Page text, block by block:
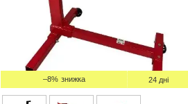
–8% 24 дні